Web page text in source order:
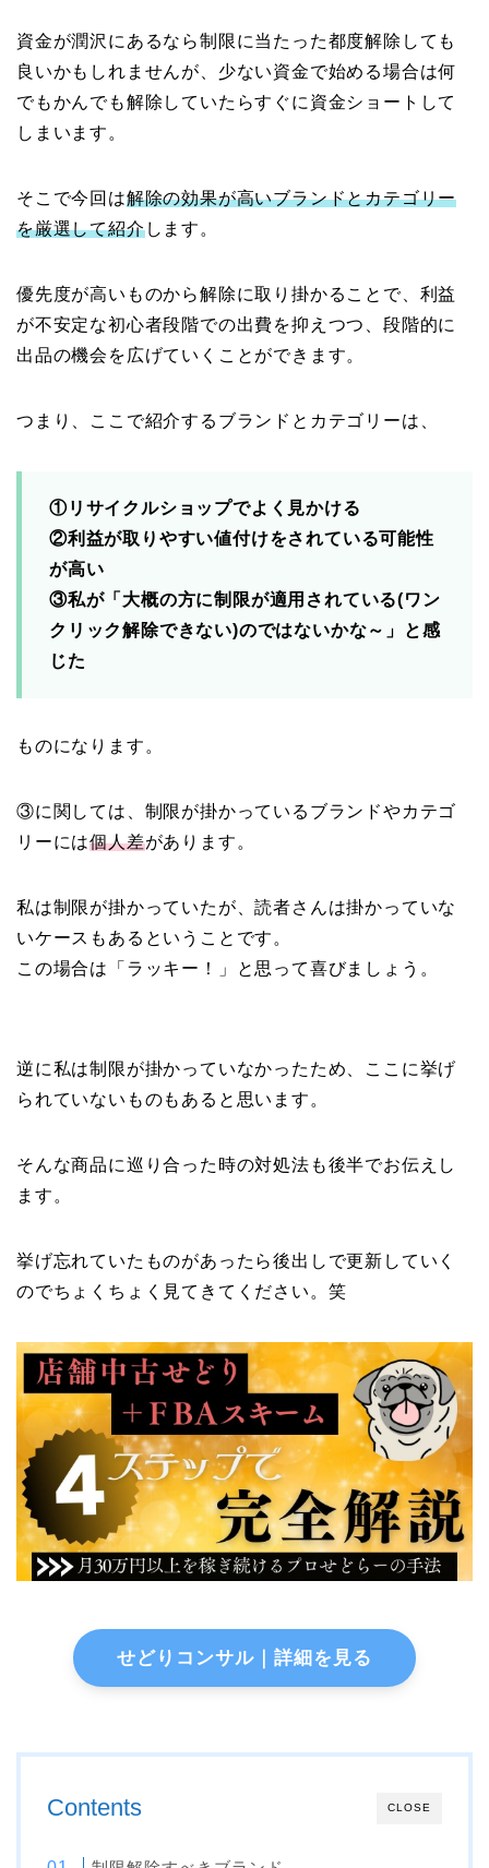
資金が潤沢にあるなら制限に当たった都度解除しても
良いかもしれませんが、少ない資金で始める場合は何
でもかんでも解除していたらすぐに資金ショートして
しまいます。
そこで今回は解除の効果が高いブランドとカテゴリー
を厳選して紹介します。
優先度が高いものから解除に取り掛かることで、利益
が不安定な初心者段階での出費を抑えつつ、段階的に
出品の機会を広げていくことができます。
つまり、ここで紹介するブランドとカテゴリーは、
①リサイクルショップでよく見かける
②利益が取りやすい値付けをされている可能性
が高い
③私が「大概の方に制限が適用されている(ワン
クリック解除できない)のではないかな～」と感
じた
ものになります。
③に関しては、制限が掛かっているブランドやカテゴ
リーには個人差があります。
私は制限が掛かっていたが、読者さんは掛かっていな
いケースもあるということです。
この場合は「ラッキー！」と思って喜びましょう。
逆に私は制限が掛かっていなかったため、ここに挙げ
られていないものもあると思います。
そんな商品に巡り合った時の対処法も後半でお伝えし
ます。
挙げ忘れていたものがあったら後出しで更新していく
のでちょくちょく見てきてください。笑
せどりコンサル｜詳細を見る
CLOSE
Contents